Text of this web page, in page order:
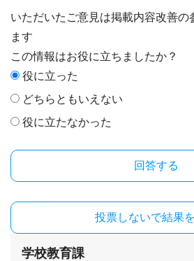
いただいたご意見は掲載内容改善の
ます
この情報はお役に立ちましたか？
役に立った
どちらともいえない
役に立たなかった
投票しないで結果
学校教育課